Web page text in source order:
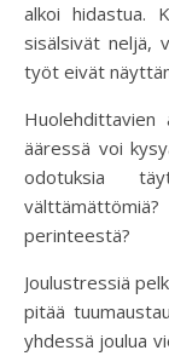
alkoi hidastua.
sisälsivät neljä,
työt eivät
ääressä voi
odotuksia
perinteestä?
Joulustressiä
pitää
yhdessä joulua